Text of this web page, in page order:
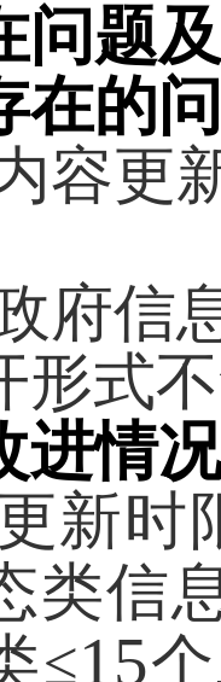
问题
在的
容更
府信
形式
进情
新时
类信
≤15